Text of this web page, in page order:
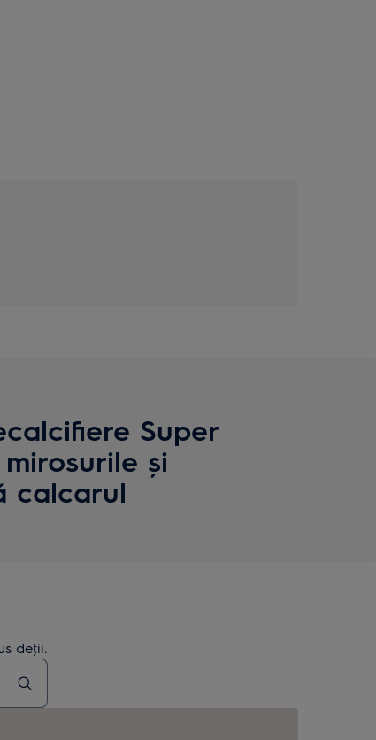
Super
și
calcarul
deţii.